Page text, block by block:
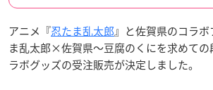
アニメ『忍たま乱太郎』と佐賀県のコラ
ま乱太郎×佐賀県〜豆腐のくにを求めての
ラボグッズの受注販売が決定しました。